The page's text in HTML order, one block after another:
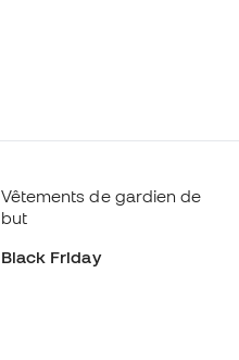
Vêtements de gardien de
but
Black Friday